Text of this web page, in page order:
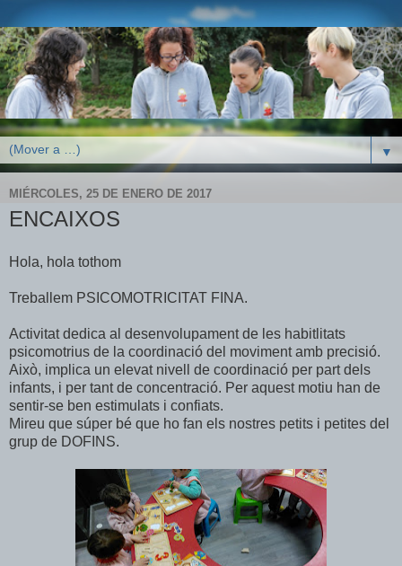
▼
MIÉRCOLES, 25 DE ENERO DE 2017
ENCAIXOS
Hola, hola tothom
Treballem PSICOMOTRICITAT FINA.
Activitat dedica al desenvolupament de les habitlitats
psicomotrius de la coordinació del moviment amb precisió.
Això, implica un elevat nivell de coordinació per part dels
infants, i per tant de concentració. Per aquest motiu han de
sentir-se ben estimulats i confiats.
Mireu que súper bé que ho fan els nostres petits i petites del
grup de DOFINS.